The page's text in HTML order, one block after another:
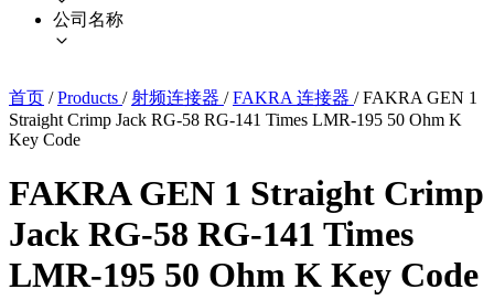
公司名称
首页 / Products / 射频连接器 / FAKRA 连接器 / FAKRA GEN 1
Straight Crimp Jack RG-58 RG-141 Times LMR-195 50 Ohm K
Key Code
FAKRA GEN 1 Straight Crimp
Jack RG-58 RG-141 Times
LMR-195 50 Ohm K Key Code